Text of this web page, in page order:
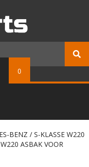
0
BENZ / S-KLASSE W220
ASBAK VOOR